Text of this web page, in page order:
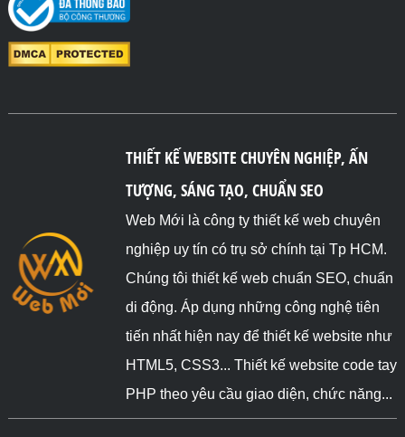
THIẾT KẾ WEBSITE CHUYÊN NGHIỆP, ẤN
TƯỢNG, SÁNG TẠO, CHUẨN SEO
Web Mới là công ty thiết kế web chuyên
nghiệp uy tín có trụ sở chính tại Tp HCM.
Chúng tôi thiết kế web chuẩn SEO, chuẩn
di động. Áp dụng những công nghệ tiên
tiến nhất hiện nay để thiết kế website như
HTML5, CSS3... Thiết kế website code tay
PHP theo yêu cầu giao diện, chức năng...